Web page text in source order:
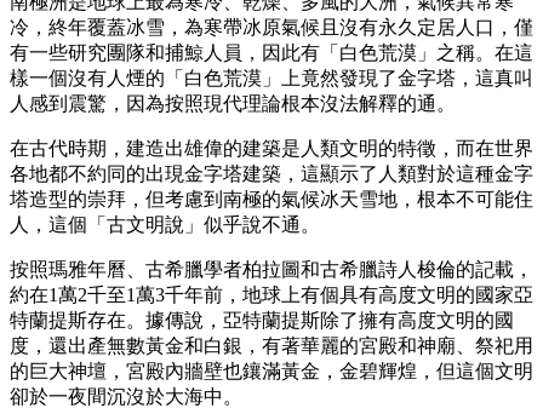
冷，終年覆蓋冰雪，為寒帶冰原氣候且沒有永久定居人口，僅
有一些研究團隊和捕鯨人員，因此有「白色荒漠」之稱。在這
樣一個沒有人煙的「白色荒漠」上竟然發現了金字塔，這真叫
人感到震驚，因為按照現代理論根本沒法解釋的通。
在古代時期，建造出雄偉的建築是人類文明的特徵，而在世界
各地都不約同的出現金字塔建築，這顯示了人類對於這種金字
塔造型的崇拜，但考慮到南極的氣候冰天雪地，根本不可能住
人，這個「古文明說」似乎說不通。
按照瑪雅年曆、古希臘學者柏拉圖和古希臘詩人梭倫的記載，
約在1萬2千至1萬3千年前，地球上有個具有高度文明的國家亞
特蘭提斯存在。據傳說，亞特蘭提斯除了擁有高度文明的國
度，還出產無數黃金和白銀，有著華麗的宮殿和神廟、祭祀用
的巨大神壇，宮殿內牆壁也鑲滿黃金，金碧輝煌，但這個文明
卻於一夜間沉沒於大海中。